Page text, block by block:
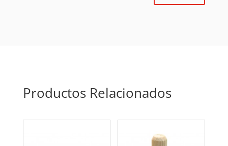
Productos Relacionados